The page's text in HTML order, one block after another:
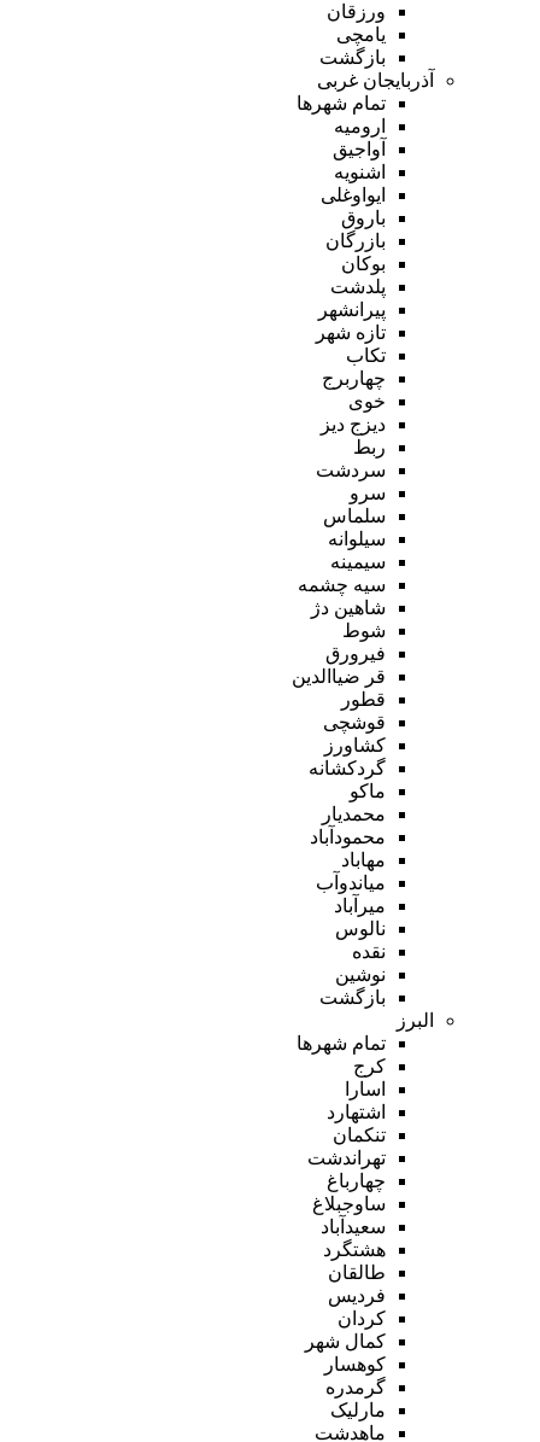
ورزقان
یامچی
بازگشت
آذربایجان غربی
تمام شهر‌ها
ارومیه
آواجیق
اشنویه
ایواوغلی
باروق
بازرگان
بوکان
پلدشت
پیرانشهر
تازه شهر
تکاب
چهاربرج
خوی
دیزج دیز
ربط
سردشت
سرو
سلماس
سیلوانه
سیمینه
سیه چشمه
شاهین دژ
شوط
فیرورق
قر ضیاالدین
قطور
قوشچی
کشاورز
گردکشانه
ماکو
محمدیار
محمودآباد
مهاباد
میاندوآب
میرآباد
نالوس
نقده
نوشین
بازگشت
البرز
تمام شهر‌ها
کرج
اسارا
اشتهارد
تنکمان
تهراندشت
چهارباغ
ساوجبلاغ
سعیدآباد
هشتگرد
طالقان
فردیس
کردان
کمال شهر
کوهسار
گرمدره
مارلیک
ماهدشت